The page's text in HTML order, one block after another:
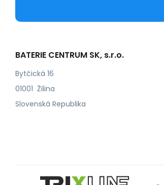
BATERIE CENTRUM SK, s.r.o.
Bytčická 16
01001 Žilina
Slovenská Republika